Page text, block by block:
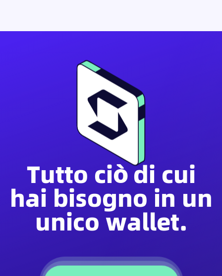
Tutto ciò di cui
hai bisogno in un
unico wallet.